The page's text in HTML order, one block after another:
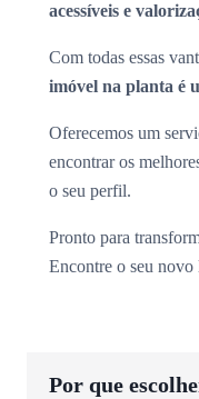
acessíveis e
Com todas essas
imóvel na planta é
Oferecemos um
encontrar os
o seu perfil.
Pronto para
Encontre o seu novo
Por que